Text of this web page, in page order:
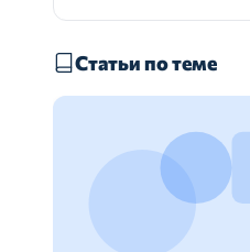
Статьи по теме